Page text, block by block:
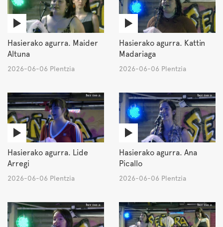
Hasierako agurra. Maider
Altuna
2026-06-06 Plentzia
Hasierako agurra. Kattin
Madariaga
2026-06-06 Plentzia
Hasierako agurra. Lide
Arregi
2026-06-06 Plentzia
Hasierako agurra. Ana
Picallo
2026-06-06 Plentzia